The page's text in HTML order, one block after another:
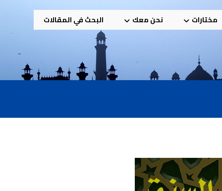
مختارات نحن معك البحث في المقالات